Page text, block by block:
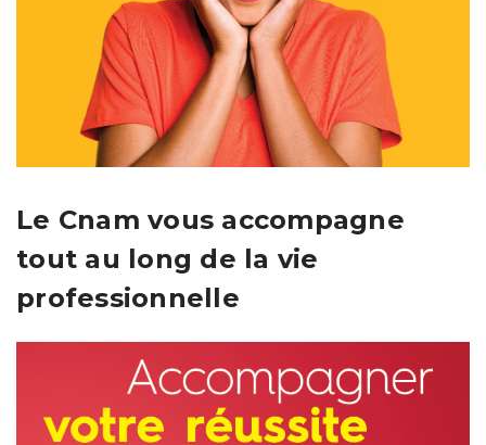
Le Cnam vous accompagne
tout au long de la vie
professionnelle